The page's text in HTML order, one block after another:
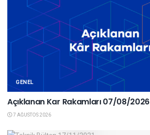
GENEL
Açıklanan Kar Rakamları 07/08/2026
7 AĞUSTOS 2026